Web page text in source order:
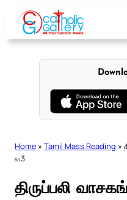
content
Home » Tamil Mass Reading »
வ3
திருப்பலி